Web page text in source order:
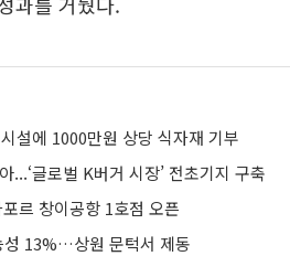
설에 1000만원 상당 식자재 기부
...‘글로벌 K버거 시장’ 전초기지 구축
르 창이공항 1호점 오픈
성 13%…상원 문턱서 제동